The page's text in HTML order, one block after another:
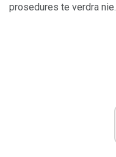
prosedures te verdra nie.